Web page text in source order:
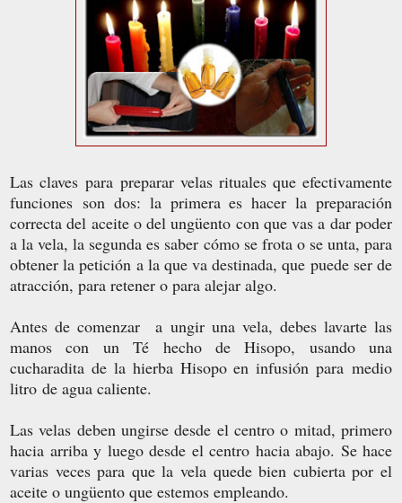
Las claves para preparar velas rituales que efectivamente
funciones son dos: la primera es hacer la preparación
correcta del aceite o del ungüento con que vas a dar poder
a la vela, la segunda es saber cómo se frota o se unta, para
obtener la petición a la que va destinada, que puede ser de
atracción, para retener o para alejar algo.
Antes de comenzar a ungir una vela, debes lavarte las
manos con un Té hecho de Hisopo, usando una
cucharadita de la hierba Hisopo en infusión para medio
litro de agua caliente.
Las velas deben ungirse desde el centro o mitad, primero
hacia arriba y luego desde el centro hacia abajo. Se hace
varias veces para que la vela quede bien cubierta por el
aceite o ungüento que estemos empleando.